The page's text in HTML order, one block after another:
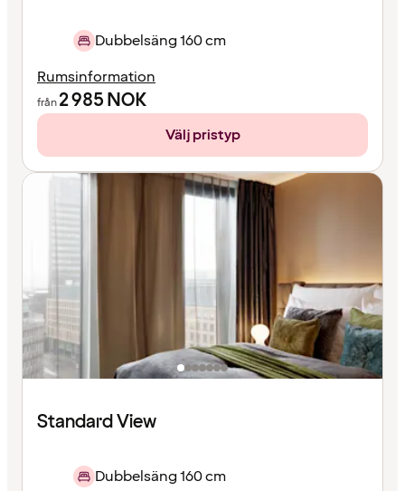
Dubbelsäng 160 cm
Rumsinformation
från2 985NOK
Välj pristyp
Standard View
Dubbelsäng 160 cm